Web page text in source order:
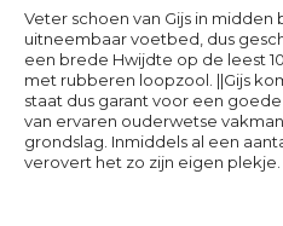
Veter schoen van Gijs in midden
uitneembaar voetbed, dus
een brede Hwijdte op de leest
met rubberen loopzool. ||Gijs
staat dus garant voor een
van ervaren ouderwetse
grondslag. Inmiddels al een
verovert het zo zijn eigen plekje.